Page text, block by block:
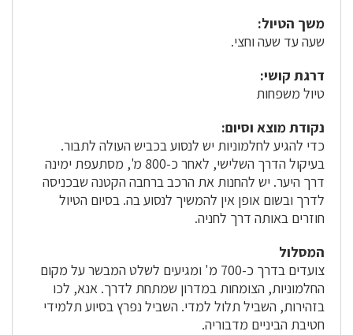
משך הטיול:
שעה עד שעה וחצי.
דרגת קושי:
טיול משפחות
נקודת מוצא וסיום:
כדי להגיע לחלמוניות יש לנסוע בכביש העולה לתבור.
בעיקול הדרך השלישי, לאחר כ-800 מ', מסתעפת ימינה
דרך היער. יש להחנות את הרכב ברחבה הקטנה שבכניסה
לדרך ובשום אופן אין להמשיך לנסוע בה. בסיום הטיול
חוזרים באותה דרך לחניה.
המסלול
צועדים בדרך כ-700 מ' ומגיעים לשלט המבשר על מקום
החלמוניות, הצומחות במדרון שמתחת לדרך. אנא, לכו
בזהירות, השביל תלול למדי. השביל נפרץ בסיוע תלמידי
חטיבת הביניים מדבוריה.